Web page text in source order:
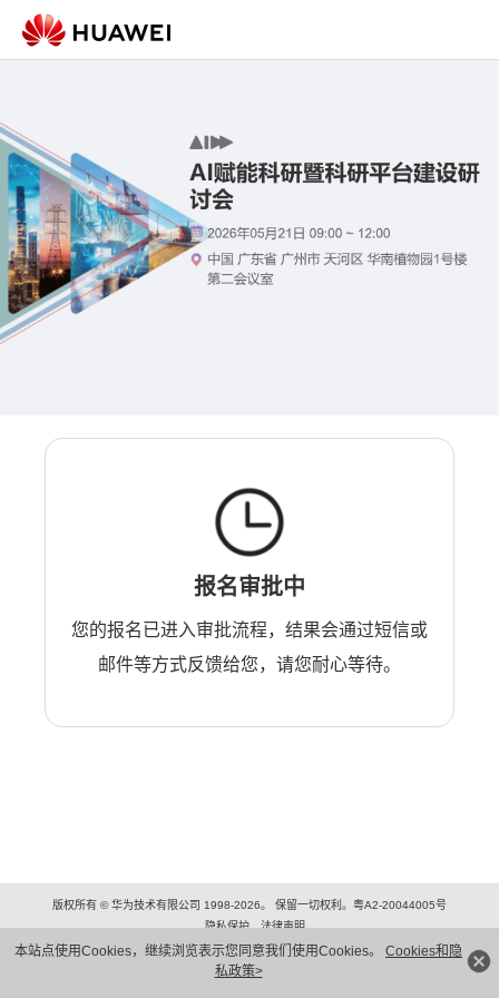
本站点使用Cookies，继续浏览表示您同意我们使用Cookies。 Cookies和隐
私政策>
报名审批中
您的报名已进入审批流程，结果会通过短信或
邮件等方式反馈给您，请您耐心等待。
版权所有 © 华为技术有限公司 1998-2026。 保留一切权利。粤A2-20044005号
隐私保护
法律声明